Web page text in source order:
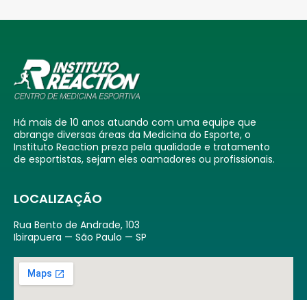
Há mais de 10 anos atuando com uma equipe que
abrange diversas áreas da Medicina do Esporte, o
Instituto Reaction preza pela qualidade e tratamento
de esportistas, sejam eles oamadores ou profissionais.
LOCALIZAÇÃO
Rua Bento de Andrade, 103
Ibirapuera — São Paulo — SP